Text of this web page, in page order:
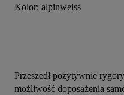
Kolor: alpinweiss
Przeszedł pozytywnie
możliwość doposażenia